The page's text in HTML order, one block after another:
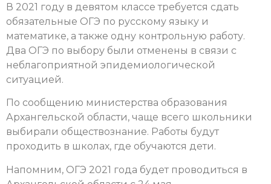
В 2021 году в девятом классе требуется сдать
обязательные ОГЭ по русскому языку и
математике, а также одну контрольную работу.
Два ОГЭ по выбору были отменены в связи с
неблагоприятной эпидемиологической
ситуацией.
По сообщению министерства образования
Архангельской области, чаще всего школьники
выбирали обществознание. Работы будут
проходить в школах, где обучаются дети.
Напомним, ОГЭ 2021 года будет проводиться в